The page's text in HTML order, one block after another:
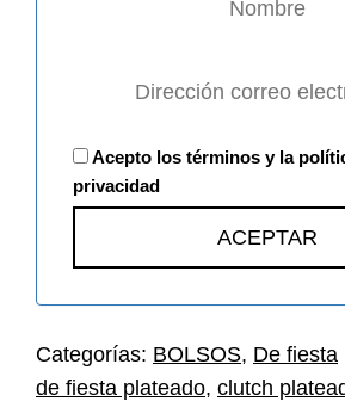
Acepto los términos y la
privacidad
Categorías: BOLSOS, De fiesta
de fiesta plateado, clutch